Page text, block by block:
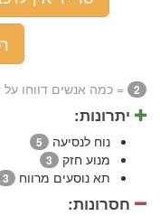
2 = כמה אנשים דווחו על
יתרונות:
נוח לנסיעה 5
מנוע חזק 3
תא נוסעים מרווח 3
חסרונות: